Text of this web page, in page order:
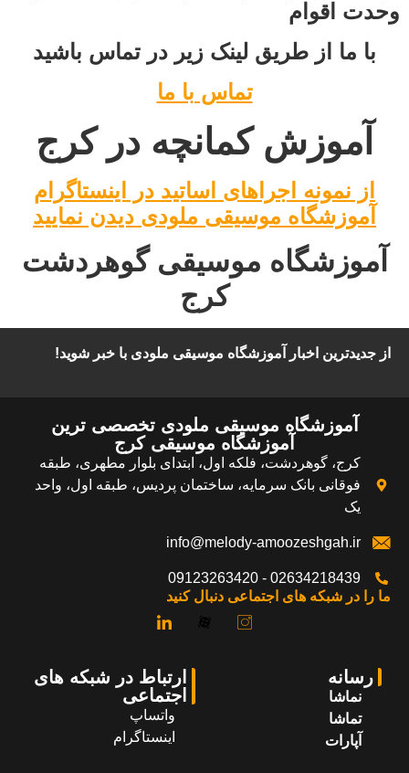
وحدت اقوام
با ما از طریق لینک زیر در تماس باشید
تماس با ما
آموزش کمانچه در کرج
از نمونه اجراهای اساتید در اینستاگرام
آموزشگاه موسیقی ملودی دیدن نمایید
آموزشگاه موسیقی گوهردشت
کرج
از جدیدترین اخبار آموزشگاه موسیقی ملودی با خبر شوید!​
آموزشگاه موسیقی ملودی تخصصی ترین
آموزشگاه موسیقی کرج​
کرج، گوهردشت، فلکه اول، ابتدای بلوار مطهری، طبقه
فوقانی بانک سرمایه، ساختمان پردیس، طبقه اول، واحد
یک
info@melody-amoozeshgah.ir
02634218439 - 09123263420
ما را در شبکه های اجتماعی دنبال کنید
رسانه
نماشا
تماشا
آپارات
ارتباط در شبکه های
اجتماعی
واتساپ
اینستاگرام